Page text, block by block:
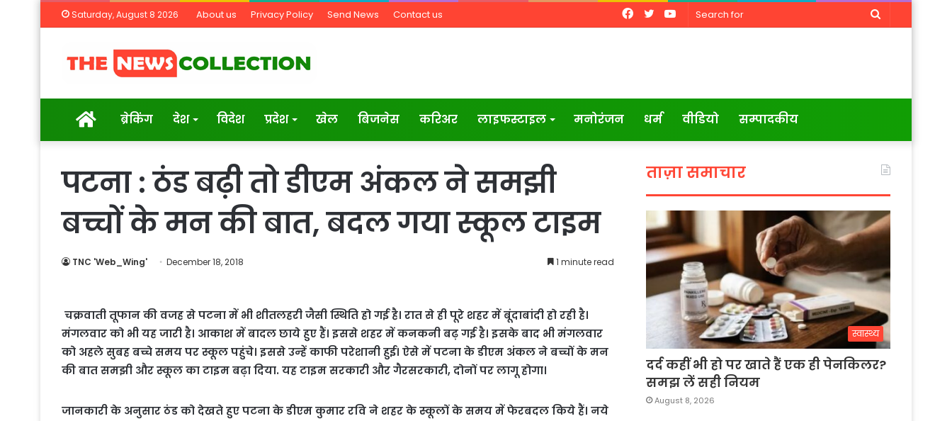
Saturday, August 8 2026 About us Privacy Policy Send News Contact us
Search
YouTube
Twitter
Facebook
Homeब्रेकिंग देश विदेश प्रदेश खेल बिजनेस करिअर लाइफस्टाइल मनोरंजन धर्म वीडियो सम्पादकीय
पटना : ठंड बढ़ी तो डीएम अंकल ने समझी
बच्चों के मन की बात, बदल गया स्कूल टाइम
TNC 'Web_Wing' December 18, 2018 1 minute read
चक्रवाती तूफान की वजह से पटना में भी शीतलहरी जैसी स्थिति हो गई है। रात से ही पूरे शहर में बूंदाबांदी हो रही है।
मंगलवार को भी यह जारी है। आकाश में बादल छाये हुए हैं। इससे शहर में कनकनी बढ़ गई है। इसके बाद भी मंगलवार
को अहले सुबह बच्चे समय पर स्कूल पहुंचे। इससे उन्हें काफी परेशानी हुई। ऐसे में पटना के डीएम अंकल ने बच्चों के मन
की बात समझी और स्कूल का टाइम बढ़ा दिया. यह टाइम सरकारी और गैरसरकारी, दोनों पर लागू होगा।
जानकारी के अनुसार ठंड को देखते हुए पटना के डीएम कुमार रवि ने शहर के स्कूलों के समय में फेरबदल किये हैं। नये
ताज़ा समाचार
स्वास्थ्य
दर्द कहीं भी हो पर खाते हैं एक ही पेनकिलर?
समझ लें सही नियम
August 8, 2026